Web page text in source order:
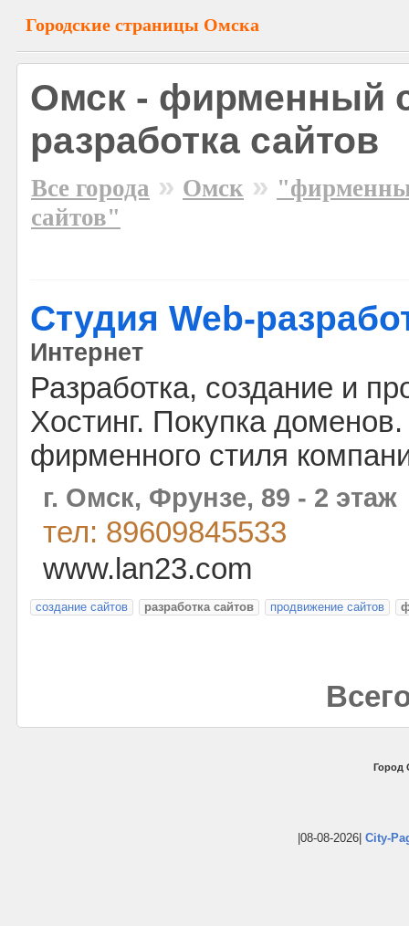
Городские страницы Омска
Омск - фирменный
разработка сайтов
Все города » Омск »
сайтов"
Студия Web-
Интернет
Разработка, создание и
Хостинг. Покупка
фирменного стиля
г. Омск, Фрунзе, 89 - 2 этаж
тел: 89609845533
www.lan23.com
создание сайтов разработка сайтов продвижение сайтов
Город
|08-08-2026| City-